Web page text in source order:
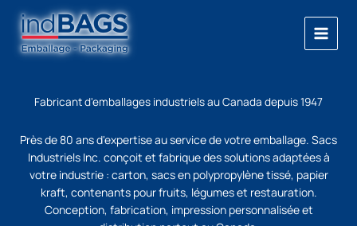
content
Fabricant d'emballages industriels au Canada depuis 1947
Près de 80 ans d'expertise au service de votre emballage. Sacs
Industriels Inc. conçoit et fabrique des solutions adaptées à
votre industrie : carton, sacs en polypropylène tissé, papier
kraft, contenants pour fruits, légumes et restauration.
Conception, fabrication, impression personnalisée et